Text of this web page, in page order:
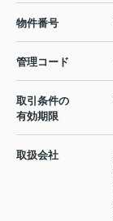
物件番号
管理コード
取引条件の
有効期限
取扱会社